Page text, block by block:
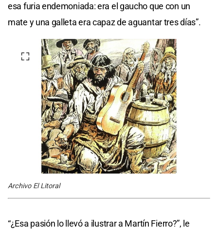
esa furia endemoniada: era el gaucho que con un
mate y una galleta era capaz de aguantar tres días”.
Archivo El Litoral
“¿Esa pasión lo llevó a ilustrar a Martín Fierro?”, le